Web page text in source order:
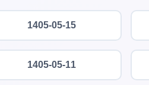
1405-05-15
1405-05-11